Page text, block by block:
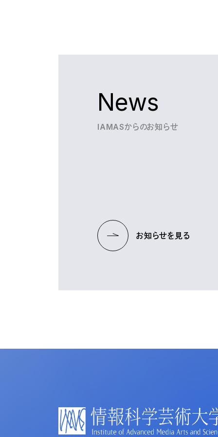
News
IAMASからのお知らせ
お知らせを見る